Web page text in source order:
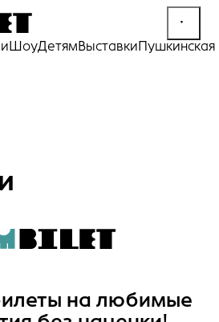
ШоуДетямВыставкиПушкинская
на любимые